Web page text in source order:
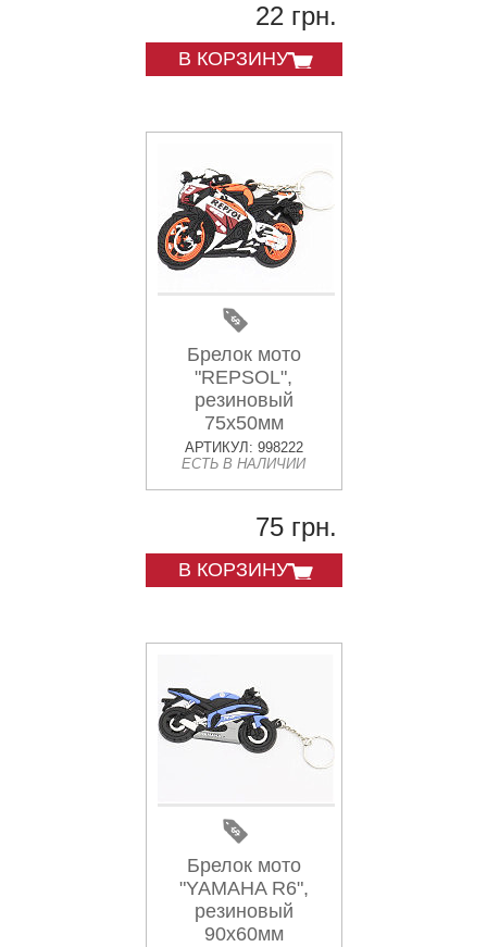
22 грн.
В КОРЗИНУ
Брелок мото
"REPSOL",
резиновый
75х50мм
АРТИКУЛ: 998222
ЕСТЬ В НАЛИЧИИ
75 грн.
В КОРЗИНУ
Брелок мото
"YAMAHA R6",
резиновый
90х60мм